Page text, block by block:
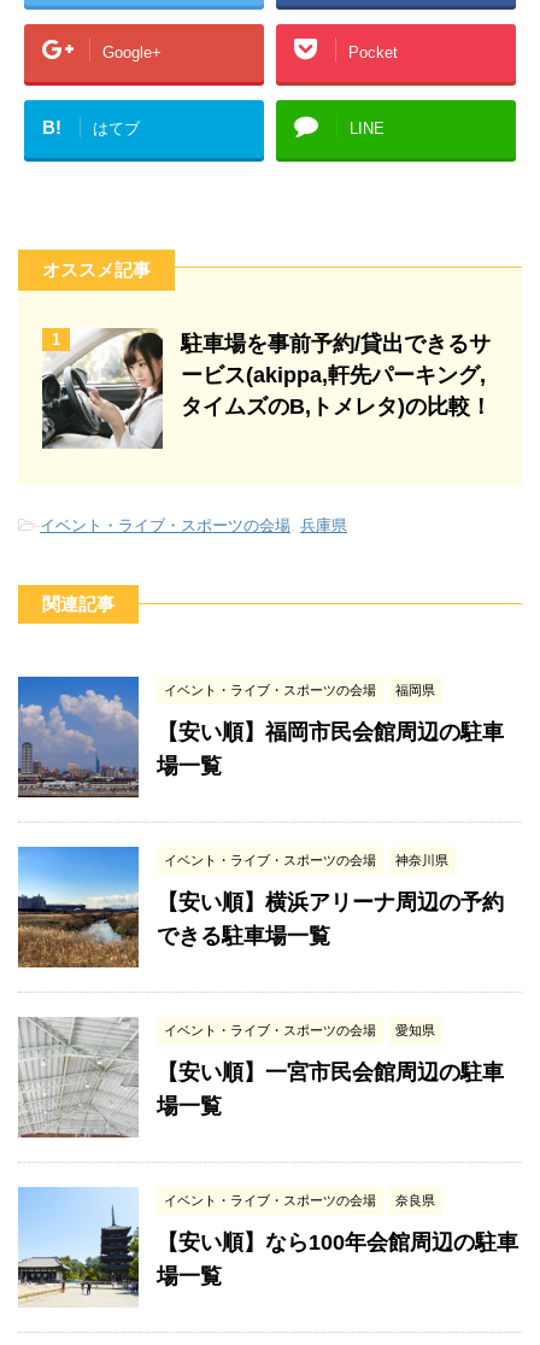
Google+ Pocket
B! はてブ LINE
オススメ記事
1
駐車場を事前予約/貸出できるサ
ービス(akippa,軒先パーキング,
タイムズのB,トメレタ)の比較！
-イベント・ライブ・スポーツの会場 兵庫県
関連記事
イベント・ライブ・スポーツの会場 福岡県
【安い順】福岡市民会館周辺の駐車
場一覧
イベント・ライブ・スポーツの会場 神奈川県
【安い順】横浜アリーナ周辺の予約
できる駐車場一覧
イベント・ライブ・スポーツの会場 愛知県
【安い順】一宮市民会館周辺の駐車
場一覧
イベント・ライブ・スポーツの会場 奈良県
【安い順】なら100年会館周辺の駐車
場一覧